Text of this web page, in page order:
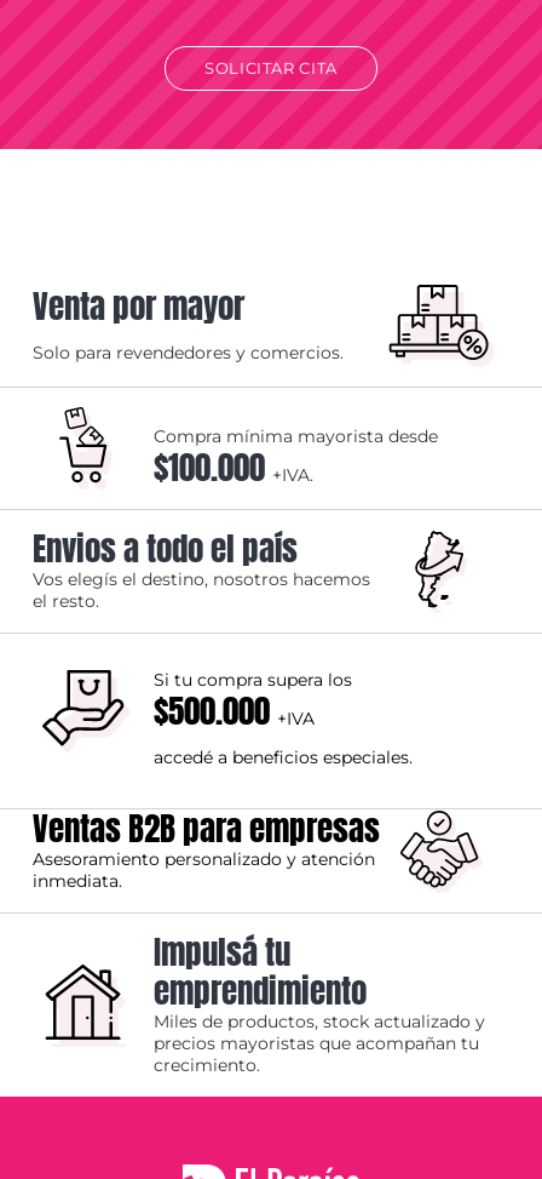
SOLICITAR CITA
Venta por mayor
Solo para revendedores y comercios.
Compra mínima mayorista desde
$100.000 +IVA.
Envios a todo el país
Vos elegís el destino, nosotros hacemos
el resto.
Si tu compra supera los
$500.000 +IVA
accedé a beneficios especiales.
Ventas B2B para empresas
Asesoramiento personalizado y atención
inmediata.
Impulsá tu
emprendimiento
Miles de productos, stock actualizado y
precios mayoristas que acompañan tu
crecimiento.